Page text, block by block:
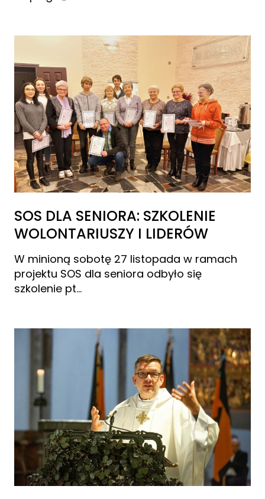
SOS DLA SENIORA: SZKOLENIE
WOLONTARIUSZY I LIDERÓW
W minioną sobotę 27 listopada w ramach
projektu SOS dla seniora odbyło się
szkolenie pt…